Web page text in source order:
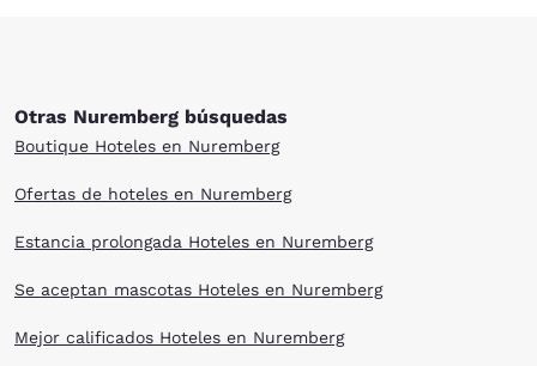
Otras Nuremberg búsquedas
Boutique Hoteles en Nuremberg
Ofertas de hoteles en Nuremberg
Estancia prolongada Hoteles en Nuremberg
Se aceptan mascotas Hoteles en Nuremberg
Mejor calificados Hoteles en Nuremberg